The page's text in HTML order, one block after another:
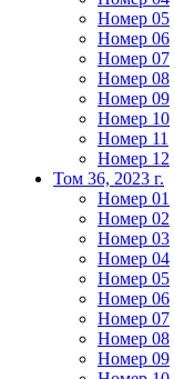
Номер 05
Номер 06
Номер 07
Номер 08
Номер 09
Номер 10
Номер 11
Номер 12
Том 36, 2023 г.
Номер 01
Номер 02
Номер 03
Номер 04
Номер 05
Номер 06
Номер 07
Номер 08
Номер 09